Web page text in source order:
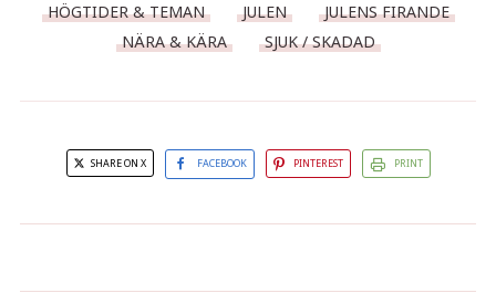
HÖGTIDER & TEMAN JULEN
JULENS FIRANDE
NÄRA & KÄRA
SJUK / SKADAD
SHARE ON X FACEBOOK PINTEREST PRINT